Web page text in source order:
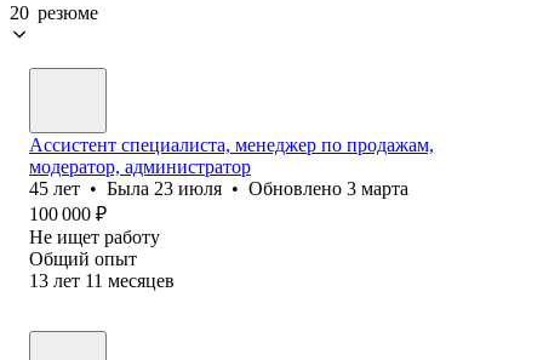
20 резюме
Ассистент специалиста, менеджер по продажам,
модератор, администратор
45 лет • Была 23 июля • Обновлено 3 марта
100 000 ₽
Не ищет работу
Общий опыт
13 лет 11 месяцев